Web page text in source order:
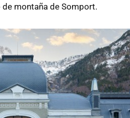
montaña de Somport.